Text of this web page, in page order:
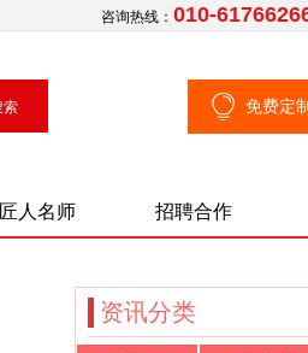
咨询热线： 010-
免费定
匠人名师 招聘合作
资讯分类